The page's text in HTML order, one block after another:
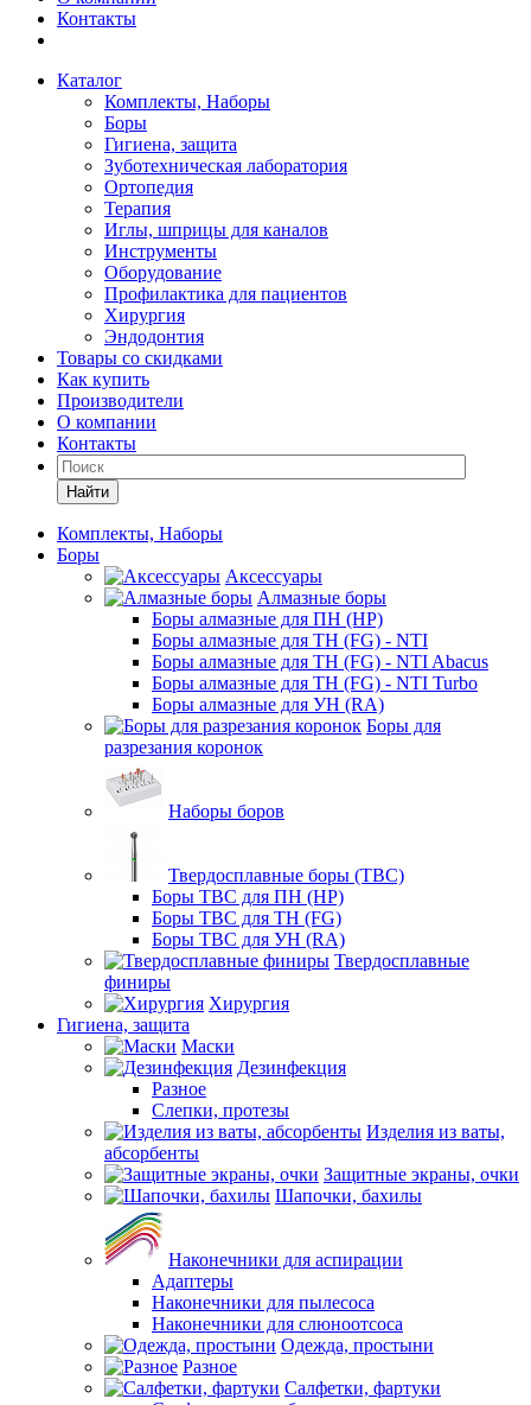
Контакты
Каталог
Комплекты, Наборы
Боры
Гигиена, защита
Зуботехническая лаборатория
Ортопедия
Терапия
Иглы, шприцы для каналов
Инструменты
Оборудование
Профилактика для пациентов
Хирургия
Эндодонтия
Товары со скидками
Как купить
Производители
О компании
Контакты
Найти
Комплекты, Наборы
Боры
Аксессуары
Алмазные боры
Боры алмазные для ПН (HP)
Боры алмазные для ТН (FG) - NTI
Боры алмазные для ТН (FG) - NTI Abacus
Боры алмазные для ТН (FG) - NTI Turbo
Боры алмазные для УН (RA)
Боры для
разрезания коронок
Наборы боров
Твердосплавные боры (ТВС)
Боры ТВС для ПН (HP)
Боры ТВС для ТН (FG)
Боры ТВС для УН (RA)
Твердосплавные
финиры
Хирургия
Гигиена, защита
Маски
Дезинфекция
Разное
Слепки, протезы
Изделия из ваты,
абсорбенты
Защитные экраны, очки
Шапочки, бахилы
Наконечники для аспирации
Адаптеры
Наконечники для пылесоса
Наконечники для слюноотсоса
Одежда, простыни
Разное
Салфетки, фартуки